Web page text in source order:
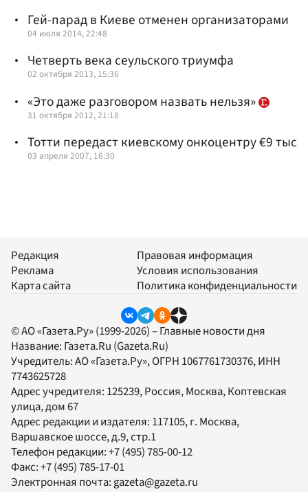
Гей-парад в Киеве отменен организаторами
04 июля 2014, 22:48
Четверть века сеульского триумфа
02 октября 2013, 15:36
«Это даже разговором назвать нельзя»
31 октября 2012, 21:18
Тотти передаст киевскому онкоцентру €9 тыс
03 апреля 2007, 16:30
Редакция
Реклама
Карта сайта
Правовая информация
Условия использования
Политика конфиденциальности
© АО «Газета.Ру» (1999-2026) – Главные новости дня
Название: Газета.Ru (Gazeta.Ru)
Учредитель:АО «Газета.Ру», ОГРН 1067761730376, ИНН
7743625728
Адрес учредителя: 125239, Россия, Москва, Коптевская
улица, дом 67
Адрес редакции и издателя: 117105, г. Москва,
Варшавское шоссе, д.9, стр.1
Телефон редакции:+7 (495) 785-00-12
Факс:+7 (495) 785-17-01
Электронная почта:gazeta@gazeta.ru